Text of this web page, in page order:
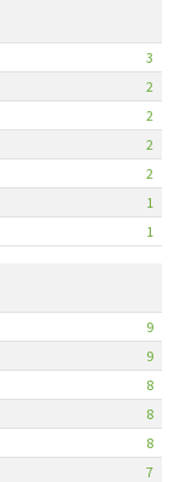
3
2
2
2
2
1
1
9
9
8
8
8
7